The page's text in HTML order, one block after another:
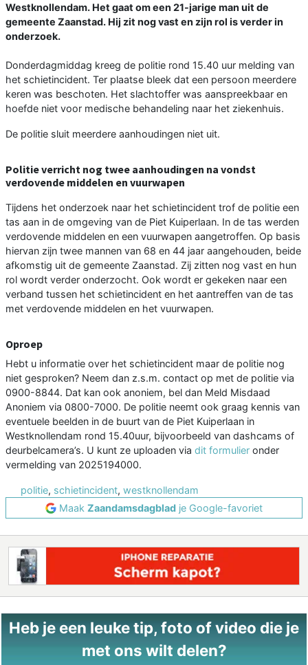
Westknollendam. Het gaat om een 21-jarige man uit de
gemeente Zaanstad. Hij zit nog vast en zijn rol is verder in
onderzoek.
Donderdagmiddag kreeg de politie rond 15.40 uur melding van
het schietincident. Ter plaatse bleek dat een persoon meerdere
keren was beschoten. Het slachtoffer was aanspreekbaar en
hoefde niet voor medische behandeling naar het ziekenhuis.
De politie sluit meerdere aanhoudingen niet uit.
Politie verricht nog twee aanhoudingen na vondst
verdovende middelen en vuurwapen
Tijdens het onderzoek naar het schietincident trof de politie een
tas aan in de omgeving van de Piet Kuiperlaan. In de tas werden
verdovende middelen en een vuurwapen aangetroffen. Op basis
hiervan zijn twee mannen van 68 en 44 jaar aangehouden, beide
afkomstig uit de gemeente Zaanstad. Zij zitten nog vast en hun
rol wordt verder onderzocht. Ook wordt er gekeken naar een
verband tussen het schietincident en het aantreffen van de tas
met verdovende middelen en het vuurwapen.
Oproep
Hebt u informatie over het schietincident maar de politie nog
niet gesproken? Neem dan z.s.m. contact op met de politie via
0900-8844. Dat kan ook anoniem, bel dan Meld Misdaad
Anoniem via 0800-7000. De politie neemt ook graag kennis van
eventuele beelden in de buurt van de Piet Kuiperlaan in
Westknollendam rond 15.40uur, bijvoorbeeld van dashcams of
deurbelcamera’s. U kunt ze uploaden via dit formulier onder
vermelding van 2025194000.
politie, schietincident, westknollendam
Maak Zaandamsdagblad je Google-favoriet
Heb je een leuke tip, foto of video die je
met ons wilt delen?